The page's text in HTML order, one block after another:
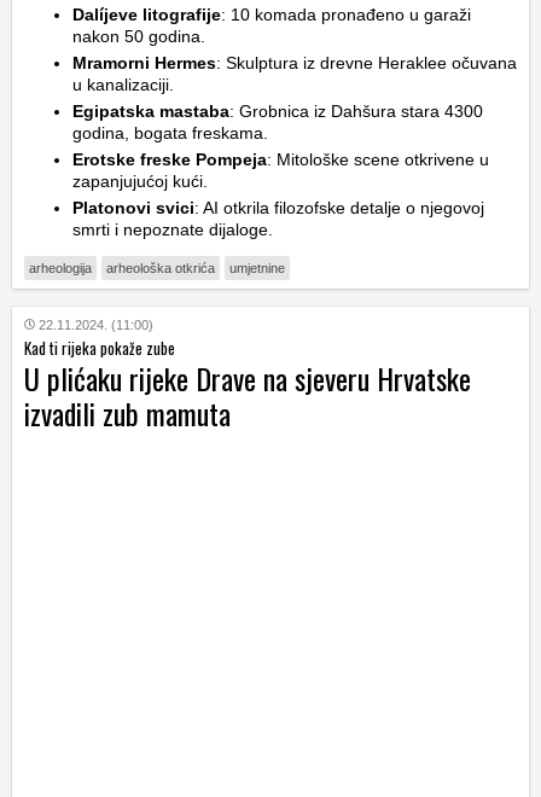
Dalíjeve litografije: 10 komada pronađeno u garaži
nakon 50 godina.
Mramorni Hermes: Skulptura iz drevne Heraklee očuvana
u kanalizaciji.
Egipatska mastaba: Grobnica iz Dahšura stara 4300
godina, bogata freskama.
Erotske freske Pompeja: Mitološke scene otkrivene u
zapanjujućoj kući.
Platonovi svici: AI otkrila filozofske detalje o njegovoj
smrti i nepoznate dijaloge.
arheologija arheološka otkrića umjetnine
22.11.2024. (11:00)
Kad ti rijeka pokaže zube
U plićaku rijeke Drave na sjeveru Hrvatske
izvadili zub mamuta